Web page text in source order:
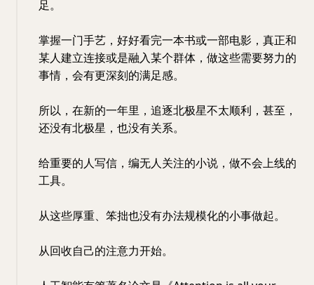
足。
掌握一门手艺，好好看完一本书或一部电影，真正和
某人建立连接或是融入某个群体，做这些需要努力的
事情，会有更深刻的满足感。
所以，在新的一年里，追逐北极星不太顺利，甚至，
还没有北极星，也没有关系。
给重要的人写信，编无人关注的小说，做不会上线的
工具。
从这些厚重、笨拙也没有办法规模化的小事做起。
从回收自己的注意力开始。